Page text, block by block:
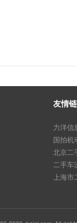
友情
力洋信
国拍机
北京二
二手车
上海